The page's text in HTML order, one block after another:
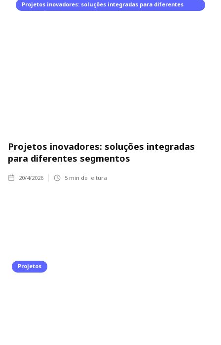
Projetos inovadores: soluções integradas para diferentes
segmentos
Projetos inovadores: soluções integradas
para diferentes segmentos
20/4/2026 5 min de leitura
Projetos